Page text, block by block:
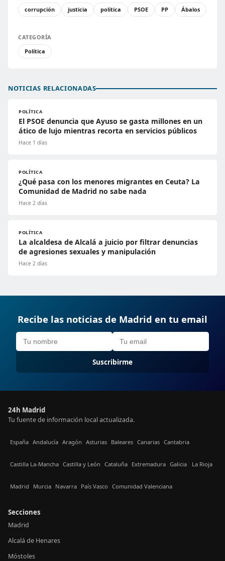
corrupción
justicia política PSOE PP Ábalos
CATEGORÍA
Política
NOTICIAS RELACIONADAS
POLÍTICA
El PSOE denuncia que Ayuso se gasta millones en un
ático de lujo mientras recorta en servicios públicos
Hace 1 días
POLÍTICA
¿Qué pasa con los menores migrantes en Ceuta? La
Comunidad de Madrid no sabe nada
Hace 2 días
POLÍTICA
La alcaldesa de Alcalá a juicio por filtrar denuncias
de agresiones sexuales y manipulación
Hace 2 días
Recibe las noticias de Madrid en tu email
Suscribirme
24h Madrid
Tu fuente de información local actualizada.
España Andalucía Aragón Asturias Baleares Canarias Cantabria
Castilla La-Mancha Castilla y León Cataluña Extremadura Galicia La Rioja
Madrid Murcia Navarra País Vasco Comunidad Valenciana
Secciones
Madrid
Alcalá de Henares
Móstoles